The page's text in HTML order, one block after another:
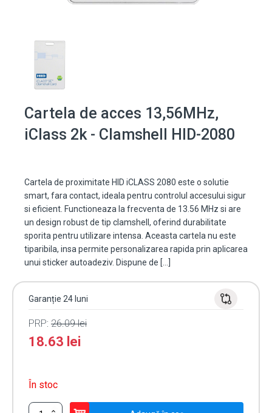
Cartela de acces 13,56MHz,
iClass 2k - Clamshell HID-2080
Cartela de proximitate HID iCLASS 2080 este o solutie
smart, fara contact, ideala pentru controlul accesului sigur
si eficient. Functioneaza la frecventa de 13.56 MHz si are
un design robust de tip clamshell, oferind durabilitate
sporita pentru utilizare intensa. Aceasta cartela nu este
tiparibila, insa permite personalizarea rapida prin aplicarea
unui sticker autoadeziv. Dispune de […]
Garanție 24 luni
PRP: 26.09lei
18.63 lei
În stoc